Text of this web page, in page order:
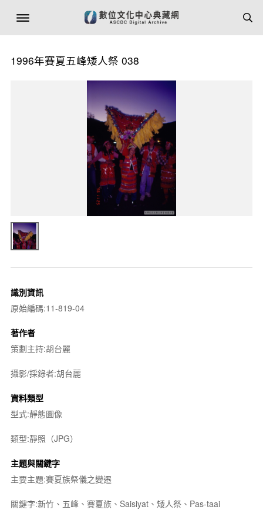
1996年賽夏五峰矮人祭 038
識別資訊
原始編碼:11-819-04
著作者
策劃主持:胡台麗
攝影/採錄者:胡台麗
資料類型
型式:靜態圖像
類型:靜照（JPG）
主題與關鍵字
主要主題:賽夏族祭儀之變遷
關鍵字:新竹、五峰、賽夏族、Saisiyat、矮人祭、Pas-taai